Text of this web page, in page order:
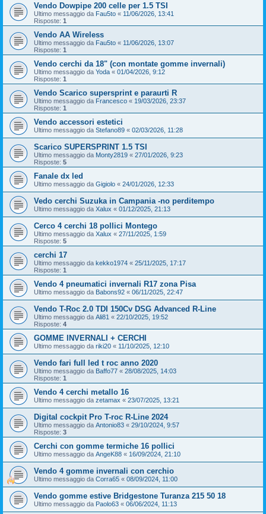
Vendo Dowpipe 200 celle per 1.5 TSI
Ultimo messaggio da Fau5to « 11/06/2026, 13:41
Risposte: 1
Vendo AA Wireless
Ultimo messaggio da Fau5to « 11/06/2026, 13:07
Risposte: 1
Vendo cerchi da 18" (con montate gomme invernali)
Ultimo messaggio da Yoda « 01/04/2026, 9:12
Risposte: 1
Vendo Scarico supersprint e paraurti R
Ultimo messaggio da Francesco « 19/03/2026, 23:37
Risposte: 1
Vendo accessori estetici
Ultimo messaggio da Stefano89 « 02/03/2026, 11:28
Scarico SUPERSPRINT 1.5 TSI
Ultimo messaggio da Monty2819 « 27/01/2026, 9:23
Risposte: 5
Fanale dx led
Ultimo messaggio da Gigiolo « 24/01/2026, 12:33
Vedo cerchi Suzuka in Campania -no perditempo
Ultimo messaggio da Xalux « 01/12/2025, 21:13
Cerco 4 cerchi 18 pollici Montego
Ultimo messaggio da Xalux « 27/11/2025, 1:59
Risposte: 5
cerchi 17
Ultimo messaggio da kekko1974 « 25/11/2025, 17:17
Risposte: 1
Vendo 4 pneumatici invernali R17 zona Pisa
Ultimo messaggio da Babons92 « 06/11/2025, 22:47
Vendo T-Roc 2.0 TDI 150Cv DSG Advanced R-Line
Ultimo messaggio da Ali81 « 22/10/2025, 19:52
Risposte: 4
GOMME INVERNALI + CERCHI
Ultimo messaggio da riki20 « 11/10/2025, 12:10
Vendo fari full led t roc anno 2020
Ultimo messaggio da Baffo77 « 28/08/2025, 14:03
Risposte: 1
Vendo 4 cerchi metallo 16
Ultimo messaggio da zetamax « 23/07/2025, 13:21
Digital cockpit Pro T-roc R-Line 2024
Ultimo messaggio da Antonio83 « 29/10/2024, 9:57
Risposte: 3
Cerchi con gomme termiche 16 pollici
Ultimo messaggio da AngeK88 « 16/09/2024, 21:10
Vendo 4 gomme invernali con cerchio
Ultimo messaggio da Corra65 « 08/09/2024, 11:00
Vendo gomme estive Bridgestone Turanza 215 50 18
Ultimo messaggio da Paolo63 « 06/06/2024, 11:13